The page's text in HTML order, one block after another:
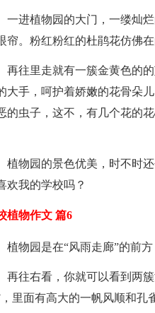
一进植物园的大门，一缕灿
帘。粉红粉红的杜鹃花仿佛
再往里走就有一簇金黄色的
大手，呵护着娇嫩的花骨朵
的虫子，这不，有几个花的
植物园的景色优美，时不时
欢我的学校吗？
植物作文 篇6
植物园是在“风雨走廊”的前
再往右看，你就可以看到两
，里面有高大的一帆风顺和孔